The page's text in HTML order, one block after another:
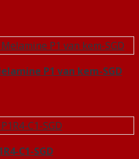
P1 van kem-SGD
C1-SGD